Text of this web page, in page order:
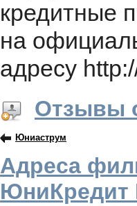
кредитные
на
адресу
Отзывы
Юниаструм
Адреса
ЮниКредит